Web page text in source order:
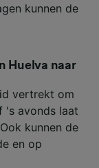
kunnen de
Huelva naar
vertrekt om
's avonds laat
kunnen de
en op